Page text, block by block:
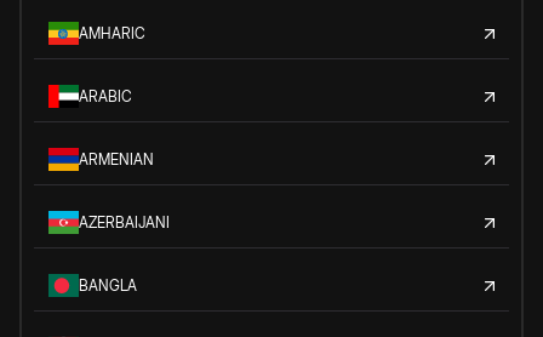
AMHARIC
ARABIC
ARMENIAN
AZERBAIJANI
BANGLA